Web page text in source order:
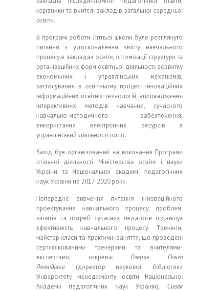
керівники та вчителі закладів загальної середньої
освіти.
В програмі роботи Літньої школи було розглянуто
питання з удосконалення змісту навчального
процесу в закладах освіти, оптимізації структури та
організаційних форм освітньої діяльності, розвитку
економічних і управлінських механізмів,
застосування в освітньому процесі інноваційних
інформаційних освітніх технологій, впровадження
інтерактивних методів навчання, сучасного
навчально-методичного забезпечення,
використання електронних ресурсів в
управлінський діяльності тощо.
Захід був організований на виконання Програми
спільної діяльності Міністерства освіти і науки
України та Національної академії педагогічних
наук України на 2017-2020 роки.
Попереднє вивчення питання інноваційного
проектування навчального процесу; проблем,
запитів та потреб сучасних педагогів підвищує
ефективність навчального процесу. Тренінги,
майстер класи та практичні заняття, що проведені
сертифікованими тренерами та вчителями-
експертами, зокрема: Озерян Ольга
Леонідівна (директор наукової бібліотеки
Університету менеджменту освіти Національної
Академії педагогічних наук України), Сивак